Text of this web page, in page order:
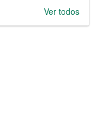
Ver todos